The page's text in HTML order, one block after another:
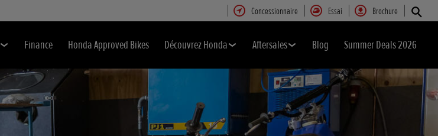
Concessionnaire Essai Brochure
Finance Honda Approved Bikes Découvrez Honda Aftersales Blog Summer Deals 2026